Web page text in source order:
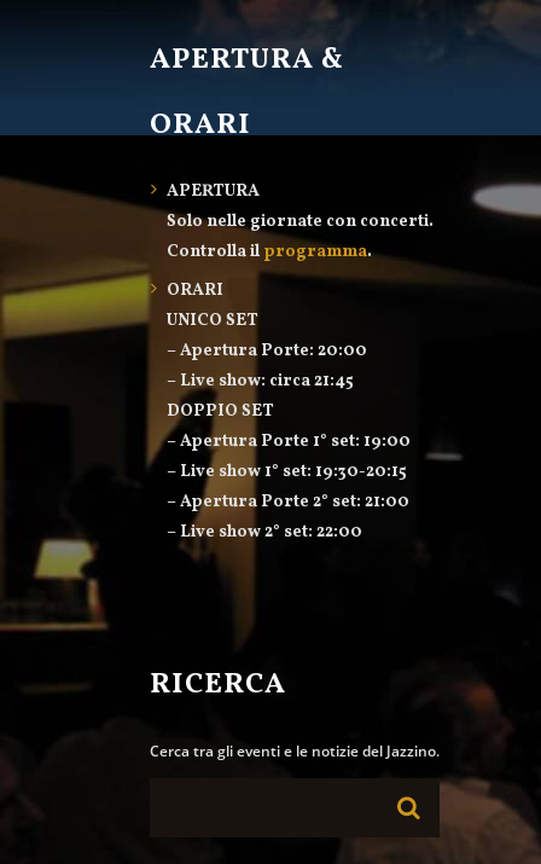
APERTURA &
ORARI
APERTURA
Solo nelle giornate con concerti.
Controlla il programma.
ORARI
UNICO SET
– Apertura Porte: 20:00
– Live show: circa 21:45
DOPPIO SET
– Apertura Porte 1° set: 19:00
– Live show 1° set: 19:30-20:15
– Apertura Porte 2° set: 21:00
– Live show 2° set: 22:00
RICERCA
Cerca tra gli eventi e le notizie del Jazzino.